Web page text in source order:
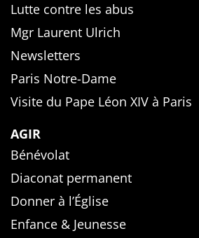
Lutte contre les abus
Mgr Laurent Ulrich
Newsletters
Paris Notre-Dame
Visite du Pape Léon XIV à Paris
AGIR
Bénévolat
Diaconat permanent
Donner à l’Église
Enfance & Jeunesse